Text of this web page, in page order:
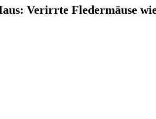
Verirrte Fledermäuse